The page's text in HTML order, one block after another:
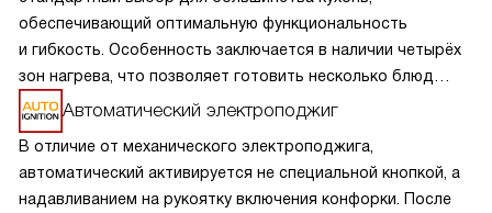
обеспечивающий оптимальную функциональность
и гибкость. Особенность заключается в наличии четырёх
зон нагрева, что позволяет готовить несколько блюд
одновременно, экономя время и усилия. Разнообразие
размеров и мощностей конфорок подходит для
различных кулинарных задач, от быстрого кипячения
до медленного тушения. Такая панель обеспечивает
равномерное распределение тепла и удобное
Автоматический электроподжиг
В отличие от механического электроподжига,
автоматический активируется не специальной кнопкой, а
надавливанием на рукоятку включения конфорки. После